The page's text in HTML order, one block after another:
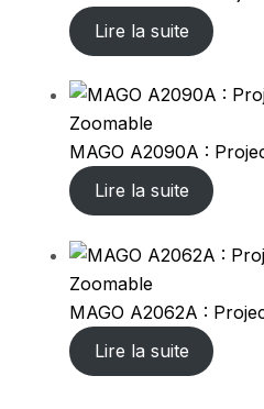
Lire la suite
MAGO A2090A :
Lire la suite
MAGO A2062A :
Lire la suite